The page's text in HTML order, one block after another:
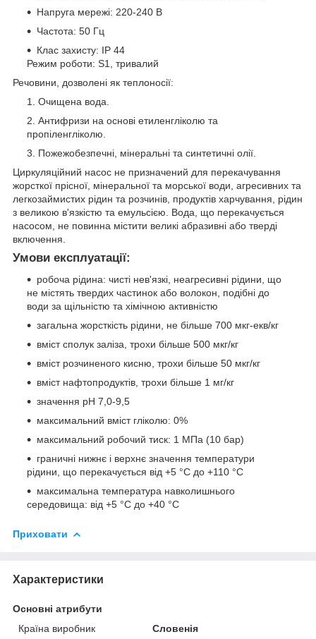
Напруга мережі: 220-240 В
Частота: 50 Гц
Клас захисту: IP 44
Режим роботи: S1, тривалий
Речовини, дозволені як теплоносії:
Очищена вода.
Антифризи на основі етиленгліколю та
пропіленгліколю.
Пожежобезпечні, мінеральні та синтетичні олії.
Циркуляційний насос не призначений для перекачування
жорсткої прісної, мінеральної та морської води, агресивних та
легкозаймистих рідин та розчинів, продуктів харчування, рідин
з великою в'язкістю та емульсією. Вода, що перекачується
насосом, не повинна містити великі абразивні або тверді
включення.
Умови експлуатації:
робоча рідина: чисті нев'язкі, неагресивні рідини, що
не містять твердих частинок або волокон, подібні до
води за щільністю та хімічною активністю
загальна жорсткість рідини, не більше 700 мкг-екв/кг
вміст сполук заліза, трохи більше 500 мкг/кг
вміст розчиненого кисню, трохи більше 50 мкг/кг
вміст нафтопродуктів, трохи більше 1 мг/кг
значення рН 7,0-9,5
максимальний вміст гліколю: 0%
максимальний робочий тиск: 1 МПа (10 бар)
граничні нижнє і верхнє значення температури
рідини, що перекачується від +5 °С до +110 °С
максимальна температура навколишнього
середовища: від +5 °С до +40 °С
Приховати
Характеристики
Основні атрибути
Країна виробник
Словенія